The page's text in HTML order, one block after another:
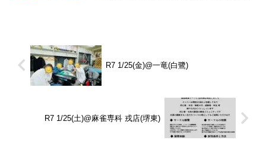
R7 1/25(金)@一竜(白鷺)
R7 1/25(土)@麻雀専科 戎店(堺東)